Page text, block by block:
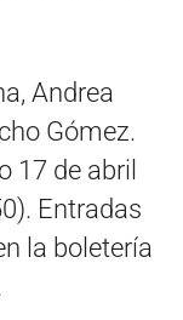
Andrea
Gómez.
17 de abril
Entradas
la boletería